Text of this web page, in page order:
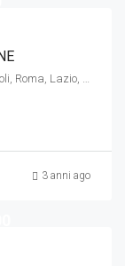
Via Lago di Annone, Paterno, Campolimpido, Tivoli, Roma, Lazio, 00019, Italia
3 anni ago